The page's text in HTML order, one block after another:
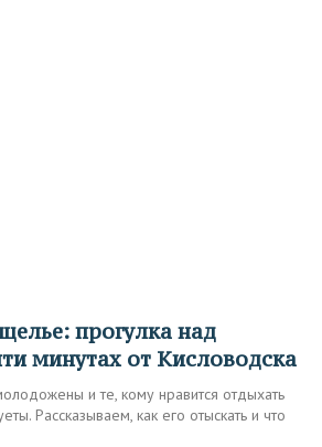
минутах от Кисловодска
и те, кому нравится отдыхать
Рассказываем, как его отыскать и что